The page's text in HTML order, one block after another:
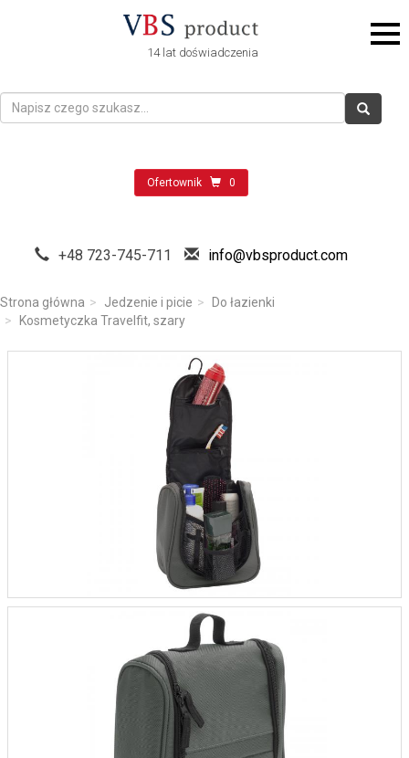
14 lat doświadczenia
Ofertownik 0
+48 723-745-711 info@vbsproduct.com
Strona główna Jedzenie i picie
Do łazienki
Kosmetyczka Travelfit, szary